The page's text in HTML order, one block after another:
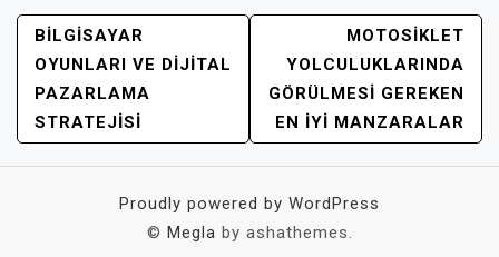
YAZI
GEZINMESI
BILGISAYAR
OYUNLARI VE DIJITAL
PAZARLAMA
STRATEJISI
MOTOSIKLET
YOLCULUKLARINDA
GÖRÜLMESI GEREKEN
EN İYI MANZARALAR
Proudly powered by WordPress
© Megla by ashathemes.